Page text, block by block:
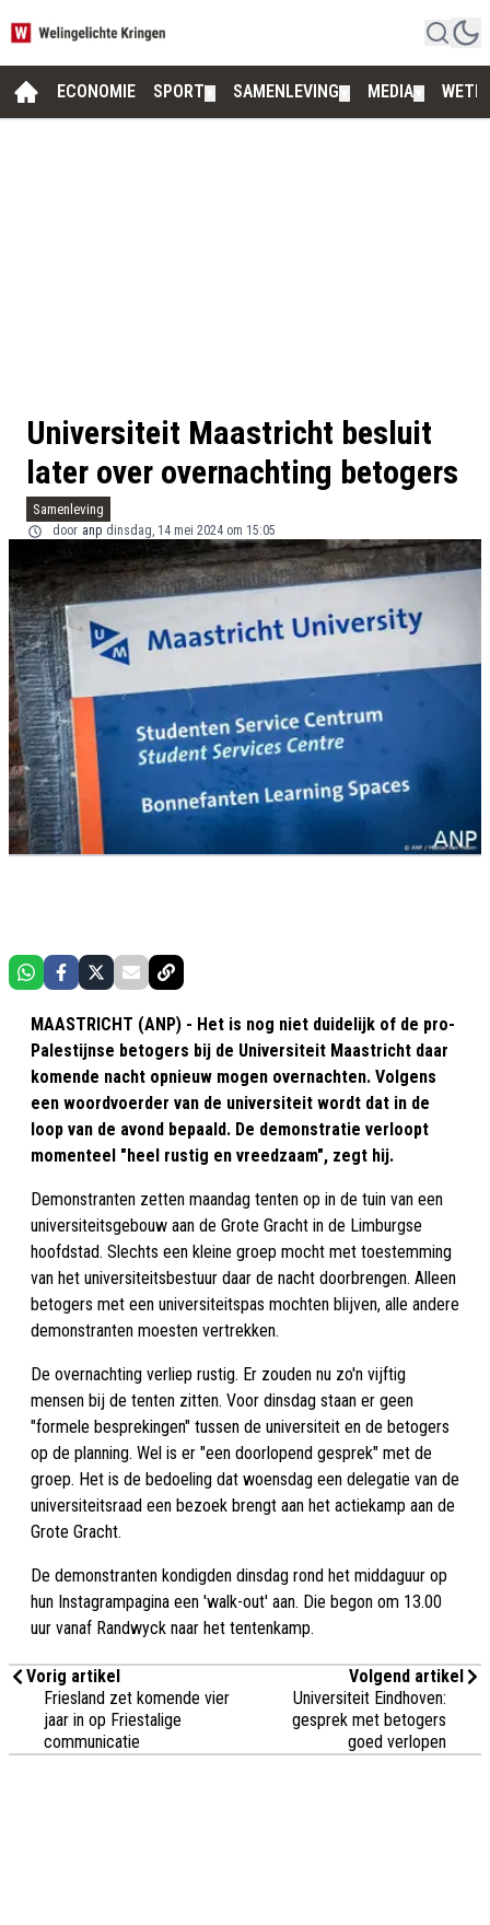
ECONOMIE SPORT SAMENLEVING MEDIA
Universiteit Maastricht besluit
later over overnachting betogers
Samenleving
door anp dinsdag, 14 mei 2024 om 15:05
MAASTRICHT (ANP) - Het is nog niet duidelijk of de pro-
Palestijnse betogers bij de Universiteit Maastricht daar
komende nacht opnieuw mogen overnachten. Volgens
een woordvoerder van de universiteit wordt dat in de
loop van de avond bepaald. De demonstratie verloopt
momenteel "heel rustig en vreedzaam", zegt hij.
Demonstranten zetten maandag tenten op in de tuin van een
universiteitsgebouw aan de Grote Gracht in de Limburgse
hoofdstad. Slechts een kleine groep mocht met toestemming
van het universiteitsbestuur daar de nacht doorbrengen. Alleen
betogers met een universiteitspas mochten blijven, alle andere
demonstranten moesten vertrekken.
De overnachting verliep rustig. Er zouden nu zo'n vijftig
mensen bij de tenten zitten. Voor dinsdag staan er geen
"formele besprekingen" tussen de universiteit en de betogers
op de planning. Wel is er "een doorlopend gesprek" met de
groep. Het is de bedoeling dat woensdag een delegatie van de
universiteitsraad een bezoek brengt aan het actiekamp aan de
Grote Gracht.
De demonstranten kondigden dinsdag rond het middaguur op
hun Instagrampagina een 'walk-out' aan. Die begon om 13.00
uur vanaf Randwyck naar het tentenkamp.
Vorig artikel
Friesland zet komende vier
jaar in op Friestalige
communicatie
Volgend artikel
Universiteit Eindhoven:
gesprek met betogers
goed verlopen